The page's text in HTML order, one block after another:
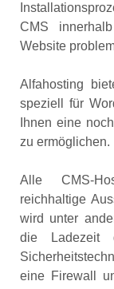
CMS
Website
Alfahosting
speziell für
Ihnen eine
zu ermöglichen.
Alle CMS-
reichhaltige
wird unter
die Ladezeit
eine Firewall